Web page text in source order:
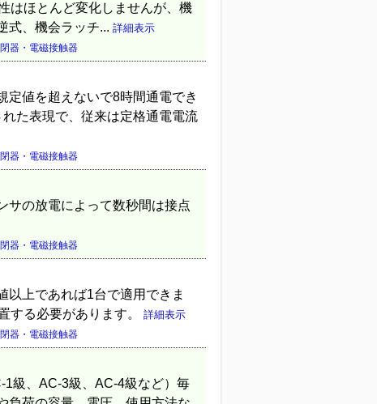
はほとんど変化しませんが、機
式、機会ラッチ... 詳細表示
器・電磁接触器
定値を超えないで8時間通電でき
た表現で、従来は定格通電電流
器・電磁接触器
サの放電によって数秒間は接点
器・電磁接触器
以上であれば1台で適用できま
する必要があります。 詳細表示
器・電磁接触器
級、AC-3級、AC-4級など）毎